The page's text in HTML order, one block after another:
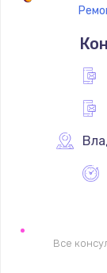
Все